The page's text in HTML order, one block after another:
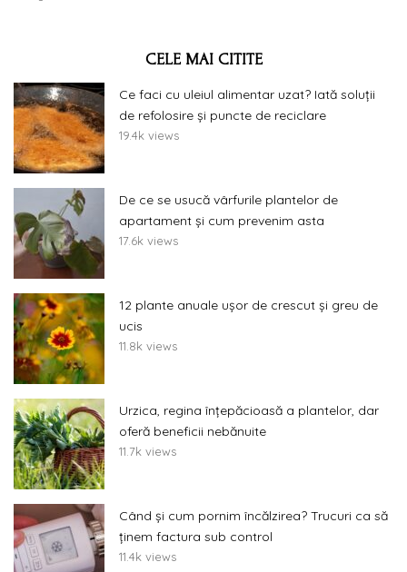
CELE MAI CITITE
Ce faci cu uleiul alimentar uzat? Iată soluții
de refolosire și puncte de reciclare
19.4k views
De ce se usucă vârfurile plantelor de
apartament și cum prevenim asta
17.6k views
12 plante anuale ușor de crescut și greu de
ucis
11.8k views
Urzica, regina înțepăcioasă a plantelor, dar
oferă beneficii nebănuite
11.7k views
Când și cum pornim încălzirea? Trucuri ca să
ținem factura sub control
11.4k views